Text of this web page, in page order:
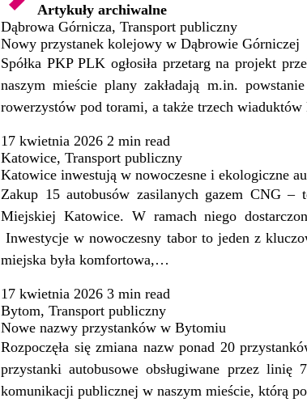
Artykuły archiwalne
Dąbrowa Górnicza, Transport publiczny
Nowy przystanek kolejowy w Dąbrowie Górniczej
Spółka PKP PLK ogłosiła przetarg na projekt
naszym mieście plany zakładają m.in.
rowerzystów pod torami, a także trzech
17 kwietnia 2026 2 min read
Katowice, Transport publiczny
Katowice inwestują w nowoczesne i ekologiczne
Zakup 15 autobusów zasilanych gazem CNG –
Miejskiej Katowice. W ramach niego
Inwestycje w nowoczesny tabor to jeden z
miejska była komfortowa,…
17 kwietnia 2026 3 min read
Bytom, Transport publiczny
Nowe nazwy przystanków w Bytomiu
Rozpoczęła się zmiana nazw ponad 20
przystanki autobusowe obsługiwane przez
komunikacji publicznej w naszym mieście, którą